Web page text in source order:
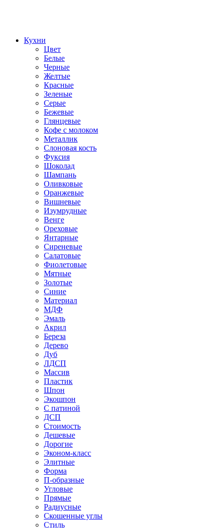
Кухни
Цвет
Белые
Черные
Желтые
Красные
Зеленые
Серые
Бежевые
Глянцевые
Кофе с молоком
Металлик
Слоновая кость
Фуксия
Шоколад
Шампань
Оливковые
Оранжевые
Вишневые
Изумрудные
Венге
Ореховые
Янтарные
Сиреневые
Салатовые
Фиолетовые
Мятные
Золотые
Синие
Материал
МДФ
Эмаль
Акрил
Береза
Дерево
Дуб
ЛДСП
Массив
Пластик
Шпон
Экошпон
С патиной
ДСП
Стоимость
Дешевые
Дорогие
Эконом-класс
Элитные
Форма
П-образные
Угловые
Прямые
Радиусные
Скошенные углы
Стиль